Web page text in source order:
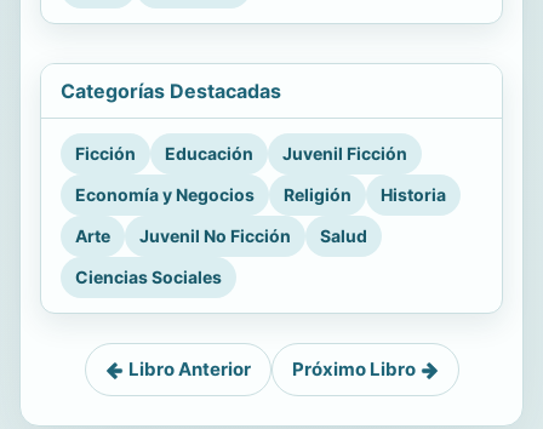
Categorías Destacadas
Ficción Educación
Juvenil Ficción
Economía y Negocios
Religión
Historia
Arte
Juvenil No Ficción
Salud
Ciencias Sociales
Libro Anterior Próximo Libro